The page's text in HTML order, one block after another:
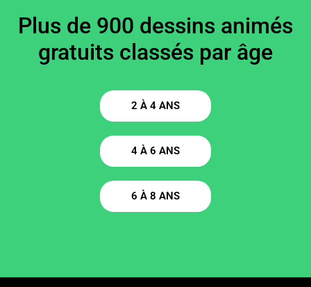
Plus de 900 dessins animés
gratuits classés par âge
2 À 4 ANS
4 À 6 ANS
6 À 8 ANS